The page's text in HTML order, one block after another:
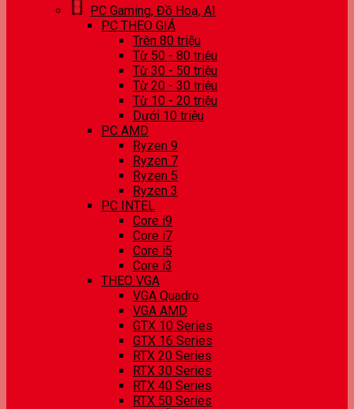
PC Gaming, Đồ Hoạ, AI
PC THEO GIÁ
Trên 80 triệu
Từ 50 - 80 triệu
Từ 30 - 50 triệu
Từ 20 - 30 triệu
Từ 10 - 20 triệu
Dưới 10 triệu
PC AMD
Ryzen 9
Ryzen 7
Ryzen 5
Ryzen 3
PC INTEL
Core i9
Core i7
Core i5
Core i3
THEO VGA
VGA Quadro
VGA AMD
GTX 10 Series
GTX 16 Series
RTX 20 Series
RTX 30 Series
RTX 40 Series
RTX 50 Series